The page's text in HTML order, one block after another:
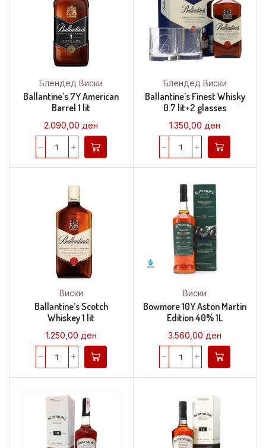
Блендед Виски
Ballantine’s 7Y American
Barrel 1 lit
2.090,00 ден
Блендед Виски
Ballantine’s Finest Whisky
0.7 lit+2 glasses
1.350,00 ден
Виски
Ballantine’s Scotch
Whiskey 1 lit
1.250,00 ден
Виски
Bowmore 10Y Aston Martin
Edition 40% 1L
3.560,00 ден